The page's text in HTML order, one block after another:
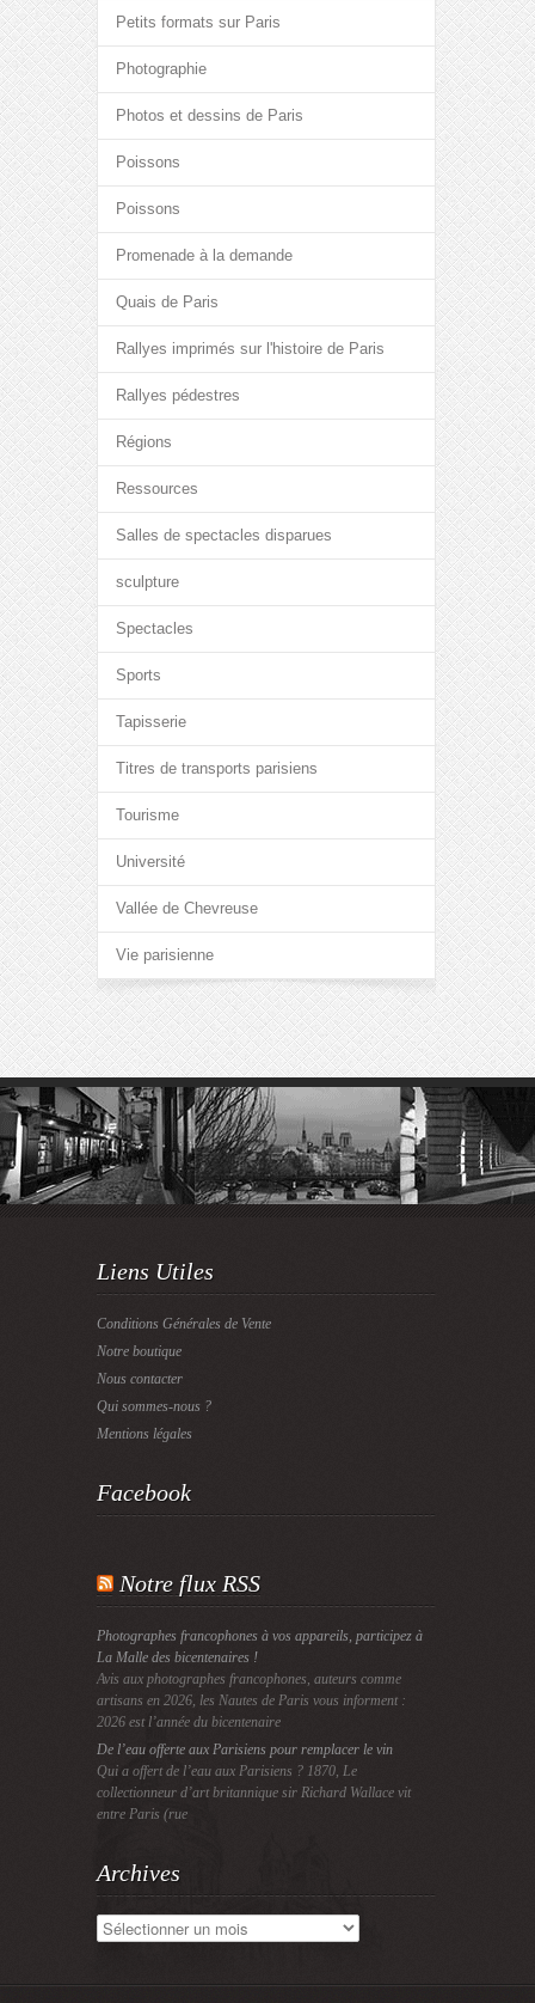
Petits formats sur Paris
Photographie
Photos et dessins de Paris
Poissons
Poissons
Promenade à la demande
Quais de Paris
Rallyes imprimés sur l'histoire de Paris
Rallyes pédestres
Régions
Ressources
Salles de spectacles disparues
sculpture
Spectacles
Sports
Tapisserie
Titres de transports parisiens
Tourisme
Université
Vallée de Chevreuse
Vie parisienne
Liens Utiles
Conditions Générales de Vente
Notre boutique
Nous contacter
Qui sommes-nous ?
Mentions légales
Facebook
Notre flux RSS
Photographes francophones à vos appareils, participez à
La Malle des bicentenaires !
Avis aux photographes francophones, auteurs comme
artisans en 2026, les Nautes de Paris vous informent :
2026 est l’année du bicentenaire
De l’eau offerte aux Parisiens pour remplacer le vin
Qui a offert de l’eau aux Parisiens ? 1870, Le
collectionneur d’art britannique sir Richard Wallace vit
entre Paris (rue
Archives
Archives